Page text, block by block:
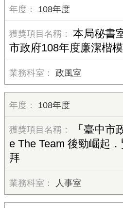
108年度
本局秘書
市政府108年度廉潔楷模
政風室
108年度
「臺中市
e The Team 後勁崛起
拜
人事室